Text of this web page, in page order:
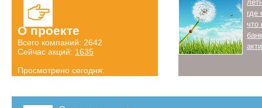
О проекте
Всего компаний: 2642
Сейчас акций: 1635
Просмотрено сегодня:
где
что